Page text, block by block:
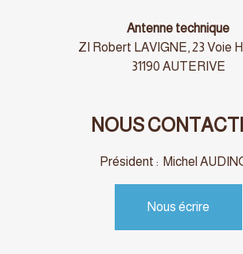
Antenne technique
ZI Robert LAVIGNE, 23 Voie
31190 AUTERIVE
NOUS
Président : Michel
Nous écrire